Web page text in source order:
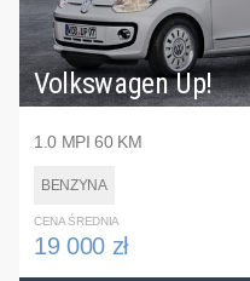
Volkswagen Up!
1.0 MPI 60 KM
BENZYNA
CENA ŚREDNIA
19 000 zł